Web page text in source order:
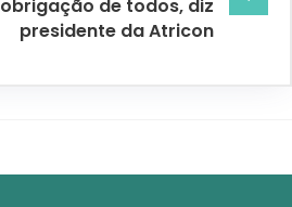
obrigação de todos, diz
presidente da Atricon